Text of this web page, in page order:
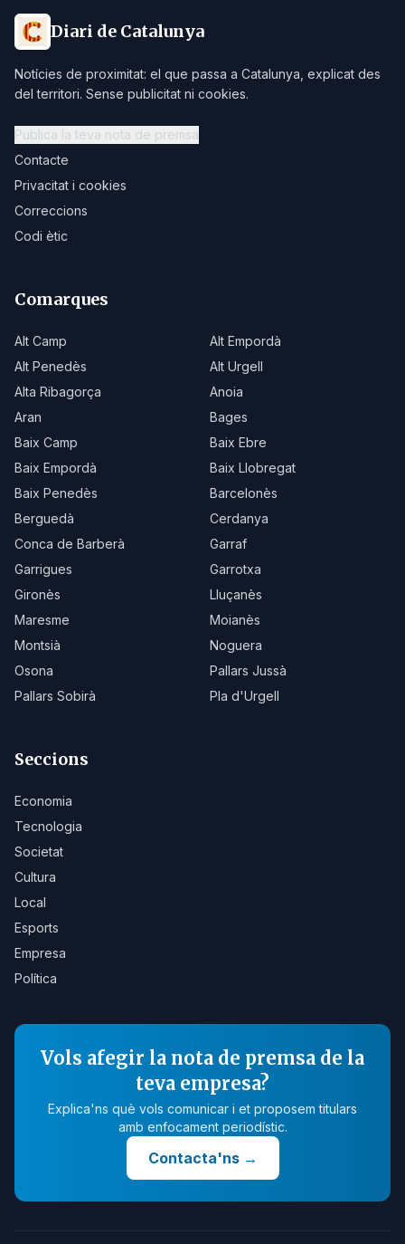
Diari de Catalunya
Notícies de proximitat: el que passa a Catalunya, explicat des
del territori. Sense publicitat ni cookies.
Publica la teva nota de premsa
Contacte
Privacitat i cookies
Correccions
Codi ètic
Comarques
Alt Camp
Alt Empordà
Alt Penedès
Alt Urgell
Alta Ribagorça
Anoia
Aran
Bages
Baix Camp
Baix Ebre
Baix Empordà
Baix Llobregat
Baix Penedès
Barcelonès
Berguedà
Cerdanya
Conca de Barberà
Garraf
Garrigues
Garrotxa
Gironès
Lluçanès
Maresme
Moianès
Montsià
Noguera
Osona
Pallars Jussà
Pallars Sobirà
Pla d'Urgell
Seccions
Economia
Tecnologia
Societat
Cultura
Local
Esports
Empresa
Política
Vols afegir la nota de premsa de la
teva empresa?
Explica'ns què vols comunicar i et proposem titulars
amb enfocament periodístic.
Contacta'ns→